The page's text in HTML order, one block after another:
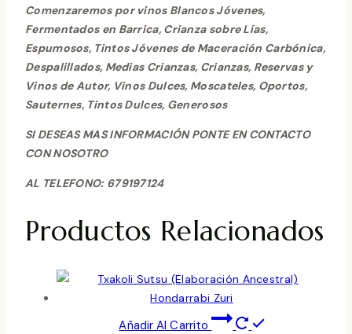
Comenzaremos por vinos Blancos Jóvenes,
Fermentados en Barrica, Crianza sobre Lías,
Espumosos, Tintos Jóvenes de Maceración Carbónica,
Despalillados, Medias Crianzas, Crianzas, Reservas y
Vinos de Autor, Vinos Dulces, Moscateles, Oportos,
Sauternes, Tintos Dulces, Generosos
SI DESEAS MAS INFORMACIÓN PONTE EN CONTACTO
CON NOSOTRO
AL TELEFONO: 679197124
Productos Relacionados
Añadir Al Carrito